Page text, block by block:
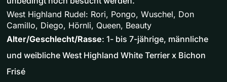
West Highland Rudel: Rori, Pongo, Wuschel, Don
Camillo, Diego, Hörnli, Queen, Beauty
Alter/Geschlecht/Rasse: 1- bis 7-jährige, männliche
und weibliche West Highland White Terrier x Bichon
Frisé